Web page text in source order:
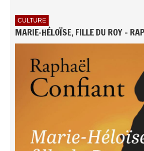
CULTURE
MARIE-HÉLOÏSE, FILLE DU ROY -